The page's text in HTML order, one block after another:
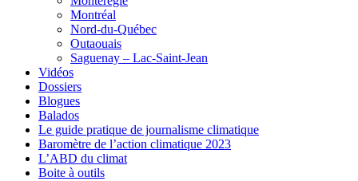
Montréal
Nord-du-Québec
Outaouais
Saguenay – Lac-Saint-Jean
Vidéos
Dossiers
Blogues
Balados
Le guide pratique de journalisme climatique
Baromètre de l’action climatique 2023
L’ABD du climat
Boite à outils